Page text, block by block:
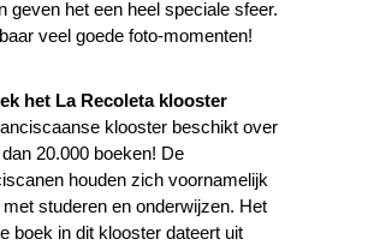
geven het een heel speciale sfeer.
veel goede foto-momenten!
het La Recoleta klooster
klooster beschikt over
20.000 boeken! De
houden zich voornamelijk
met studeren en onderwijzen. Het
boek in dit klooster dateert uit